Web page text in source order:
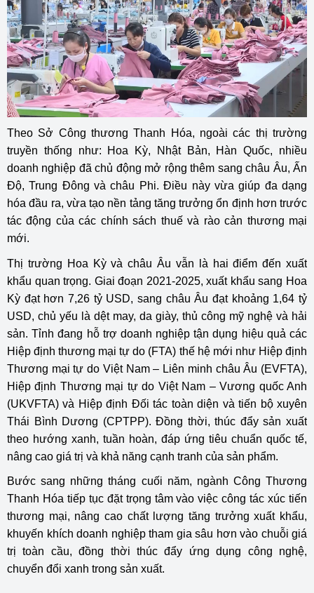
Theo Sở Công thương Thanh Hóa, ngoài các thị trường
truyền thống như: Hoa Kỳ, Nhật Bản, Hàn Quốc, nhiều
doanh nghiệp đã chủ động mở rộng thêm sang châu Âu, Ấn
Độ, Trung Đông và châu Phi. Điều này vừa giúp đa dạng
hóa đầu ra, vừa tạo nền tảng tăng trưởng ổn định hơn trước
tác động của các chính sách thuế và rào cản thương mại
mới.
Thị trường Hoa Kỳ và châu Âu vẫn là hai điểm đến xuất
khẩu quan trọng. Giai đoạn 2021-2025, xuất khẩu sang Hoa
Kỳ đạt hơn 7,26 tỷ USD, sang châu Âu đạt khoảng 1,64 tỷ
USD, chủ yếu là dệt may, da giày, thủ công mỹ nghệ và hải
sản. Tỉnh đang hỗ trợ doanh nghiệp tận dụng hiệu quả các
Hiệp định thương mại tự do (FTA) thế hệ mới như Hiệp định
Thương mại tự do Việt Nam – Liên minh châu Âu (EVFTA),
Hiệp định Thương mại tự do Việt Nam – Vương quốc Anh
(UKVFTA) và Hiệp định Đối tác toàn diện và tiến bộ xuyên
Thái Bình Dương (CPTPP). Đồng thời, thúc đẩy sản xuất
theo hướng xanh, tuần hoàn, đáp ứng tiêu chuẩn quốc tế,
nâng cao giá trị và khả năng cạnh tranh của sản phẩm.
Bước sang những tháng cuối năm, ngành Công Thương
Thanh Hóa tiếp tục đặt trọng tâm vào việc công tác xúc tiến
thương mại, nâng cao chất lượng tăng trưởng xuất khẩu,
khuyến khích doanh nghiệp tham gia sâu hơn vào chuỗi giá
trị toàn cầu, đồng thời thúc đẩy ứng dụng công nghệ,
chuyển đổi xanh trong sản xuất.